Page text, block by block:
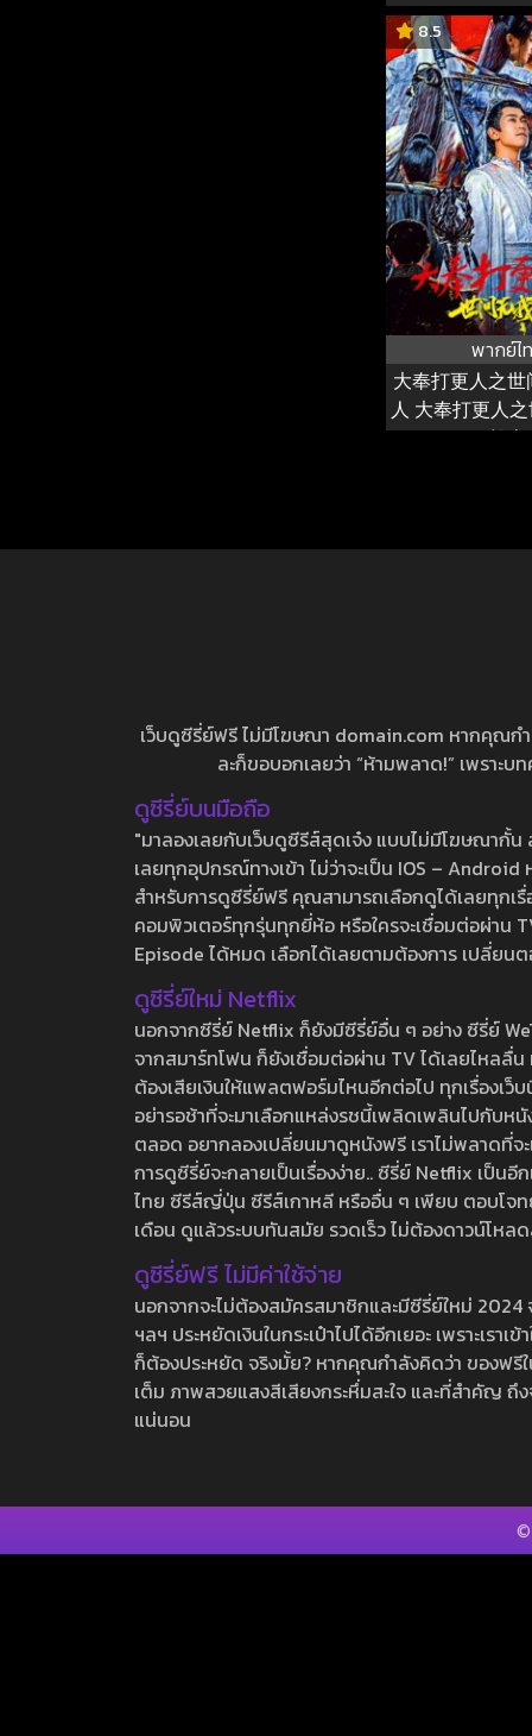
8.5
พากย์ไ
大奉打更人之
人 大奉打更人
般人
เว็บดูซีรี่ย์ฟรี ไม่มีโฆษณา domain.com หากคุณก
ละก็ขอบอกเลยว่า “ห้ามพลาด!” เพราะ
ดูซีรี่ย์บนมือถือ
"มาลองเลยกับเว็บดูซีรีส์สุดเจ๋ง แบบไม่มีโฆษณากั้
เลยทุกอุปกรณ์ทางเข้า ไม่ว่าจะเป็น IOS –
สำหรับการดูซีรี่ย์ฟรี คุณสามารถเลือกดูได้เลยทุกเ
คอมพิวเตอร์ทุกรุ่นทุกยี่ห้อ หรือใครจะเชื่อมต่อผ่าน
Episode ได้หมด เลือกได้เลยตามต้องการ เปลี่ยน
ดูซีรี่ย์ใหม่ Netflix
นอกจากซีรี่ย์ Netflix ก็ยังมีซีรี่ย์อื่น ๆ อย่าง ซีรี่ย์
จากสมาร์ทโฟน ก็ยังเชื่อมต่อผ่าน TV ได้เลยไหลลื่
ต้องเสียเงินให้แพลตฟอร์มไหนอีกต่อไป ทุกเรื่องเว็
อย่ารอช้าที่จะมาเลือกแหล่งรชนี้เพลิดเพลินไปกับห
ตลอด อยากลองเปลี่ยนมาดูหนังฟรี เราไม่พลาดที่
การดูซีรี่ย์จะกลายเป็นเรื่องง่าย.. ซีรี่ย์ Netflix เป็น
ไทย ซีรีส์ญี่ปุ่น ซีรีส์เกาหลี หรืออื่น ๆ เพียบ ตอบโจท
เดือน ดูแล้วระบบทันสมัย รวดเร็ว ไม่ต้องดาวน์โห
ดูซีรี่ย์ฟรี ไม่มีค่าใช้จ่าย
นอกจากจะไม่ต้องสมัครสมาชิกและมีซีรี่ย์ใหม่
ฯลฯ ประหยัดเงินในกระเป๋าไปได้อีกเยอะ เพราะเร
ก็ต้องประหยัด จริงมั้ย? หากคุณกำลังคิดว่า ของฟ
เต็ม ภาพสวยแสงสีเสียงกระหึ่มสะใจ และที่สำคัญ
แน่นอน
©